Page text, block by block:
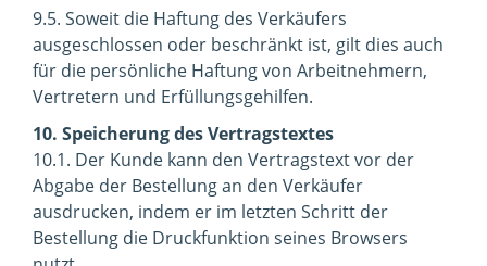
9.5. Soweit die Haftung des Verkäufers
ausgeschlossen oder beschränkt ist, gilt dies auch
für die persönliche Haftung von Arbeitnehmern,
Vertretern und Erfüllungsgehilfen.
10. Speicherung des Vertragstextes
10.1. Der Kunde kann den Vertragstext vor der
Abgabe der Bestellung an den Verkäufer
ausdrucken, indem er im letzten Schritt der
Bestellung die Druckfunktion seines Browsers